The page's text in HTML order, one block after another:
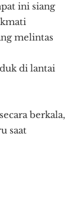
ini siang
melintas
di lantai
berkala,
saat